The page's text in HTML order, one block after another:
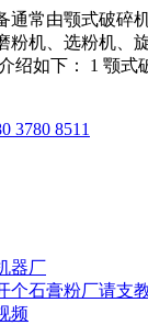
通常由颚式破碎
粉机、选粉机、
绍如下： 1 颚式
3780 8511
器厂
个石膏粉厂请支
频